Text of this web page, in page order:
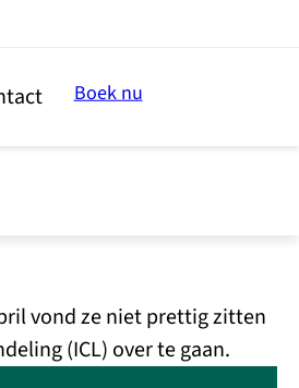
Boek nu
vond ze niet prettig zitten
(ICL) over te gaan.